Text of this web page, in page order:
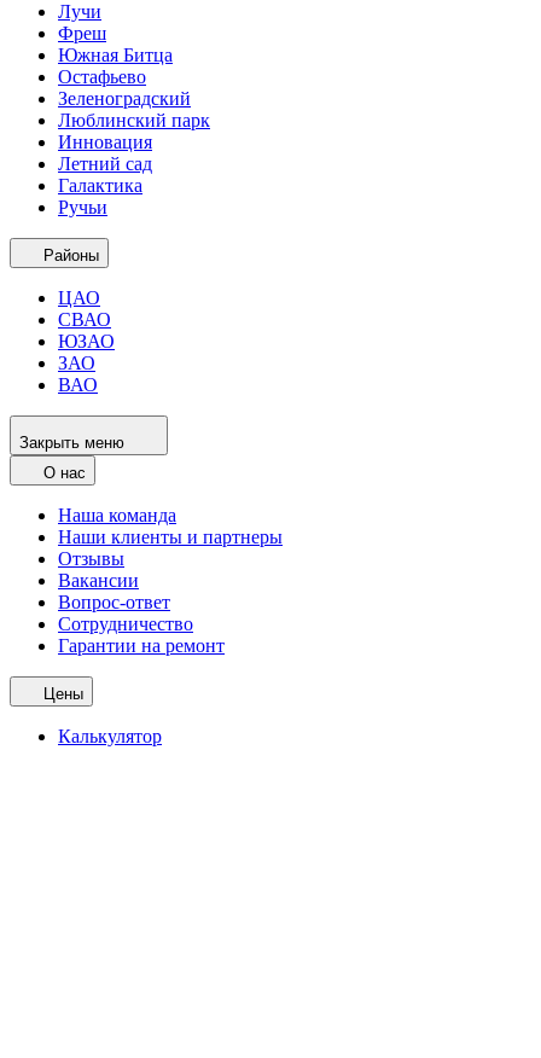
Лучи
Фреш
Южная Битца
Остафьево
Зеленоградский
Люблинский парк
Инновация
Летний сад
Галактика
Ручьи
Районы
ЦАО
СВАО
ЮЗАО
ЗАО
ВАО
Закрыть меню
О нас
Наша команда
Наши клиенты и партнеры
Отзывы
Вакансии
Вопрос-ответ
Сотрудничество
Гарантии на ремонт
Цены
Калькулятор